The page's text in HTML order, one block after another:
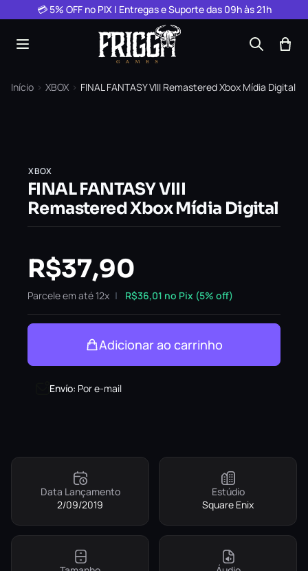
Pular para o conteúdo
💳 5% OFF no PIX | Entregas e Suporte das 09h às 21h
Início › XBOX › FINAL FANTASY VIII Remastered Xbox Mídia Digital
XBOX
FINAL FANTASY VIII
Remastered Xbox Mídia Digital
R$37,90
Parcele em até 12x R$36,01 no Pix (5% off)
Adicionar ao carrinho
Envío: Por e-mail
Data Lançamento
2/09/2019
Estúdio
Square Enix